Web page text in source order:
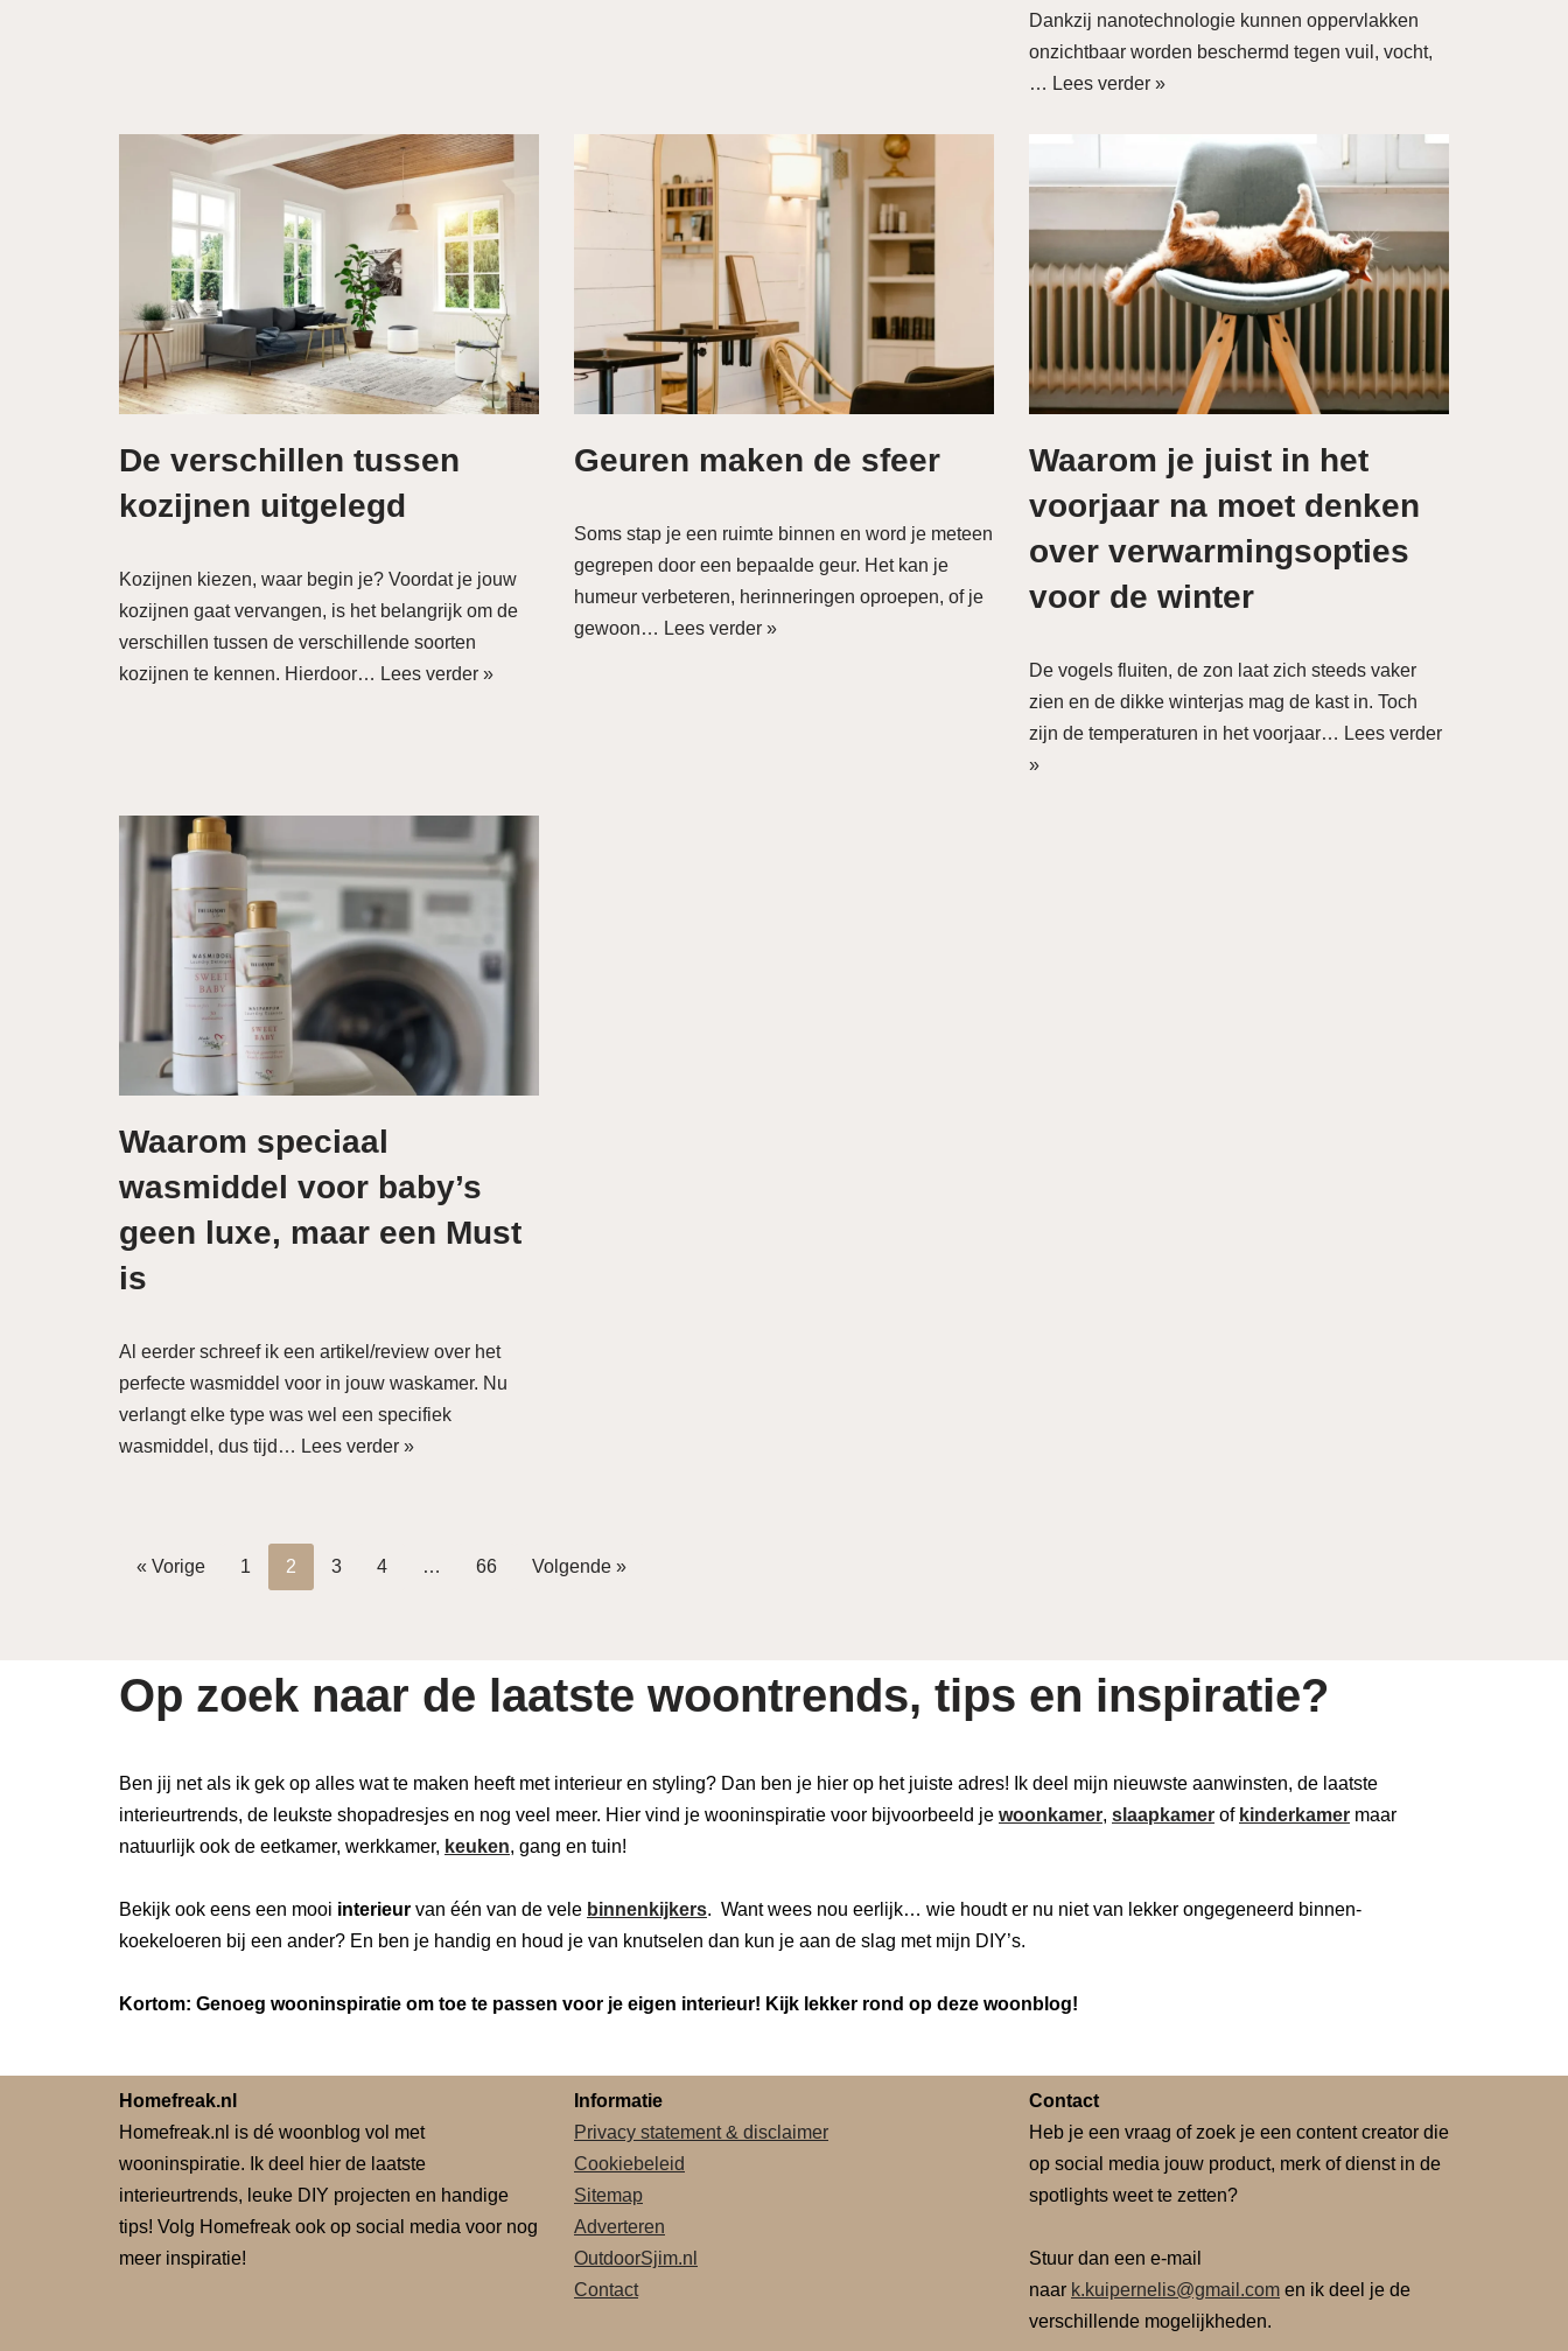
Dankzij nanotechnologie kunnen oppervlakken
onzichtbaar worden beschermd tegen vuil, vocht,
… Lees verder »
De verschillen tussen
kozijnen uitgelegd
Kozijnen kiezen, waar begin je? Voordat je jouw
kozijnen gaat vervangen, is het belangrijk om de
verschillen tussen de verschillende soorten
kozijnen te kennen. Hierdoor… Lees verder »
Geuren maken de sfeer
Soms stap je een ruimte binnen en word je meteen
gegrepen door een bepaalde geur. Het kan je
humeur verbeteren, herinneringen oproepen, of je
gewoon… Lees verder »
Waarom je juist in het
voorjaar na moet denken
over verwarmingsopties
voor de winter
De vogels fluiten, de zon laat zich steeds vaker
zien en de dikke winterjas mag de kast in. Toch
zijn de temperaturen in het voorjaar… Lees verder
»
Waarom speciaal
wasmiddel voor baby’s
geen luxe, maar een Must
is
Al eerder schreef ik een artikel/review over het
perfecte wasmiddel voor in jouw waskamer. Nu
verlangt elke type was wel een specifiek
wasmiddel, dus tijd… Lees verder »
« Vorige 1 2 3 4 … 66 Volgende »
Op zoek naar de laatste woontrends, tips en inspiratie?
Ben jij net als ik gek op alles wat te maken heeft met interieur en styling? Dan ben je hier op het juiste adres! Ik deel mijn nieuwste aanwinsten, de laatste
interieurtrends, de leukste shopadresjes en nog veel meer. Hier vind je wooninspiratie voor bijvoorbeeld je woonkamer, slaapkamer of kinderkamer maar
natuurlijk ook de eetkamer, werkkamer, keuken, gang en tuin!
Bekijk ook eens een mooi interieur van één van de vele binnenkijkers. Want wees nou eerlijk… wie houdt er nu niet van lekker ongegeneerd binnen-
koekeloeren bij een ander? En ben je handig en houd je van knutselen dan kun je aan de slag met mijn DIY’s.
Kortom: Genoeg wooninspiratie om toe te passen voor je eigen interieur! Kijk lekker rond op deze woonblog!
Homefreak.nl
Homefreak.nl is dé woonblog vol met
wooninspiratie. Ik deel hier de laatste
interieurtrends, leuke DIY projecten en handige
tips! Volg Homefreak ook op social media voor nog
meer inspiratie!
Informatie
Privacy statement & disclaimer
Cookiebeleid
Sitemap
Adverteren
OutdoorSjim.nl
Contact
Contact
Heb je een vraag of zoek je een content creator die
op social media jouw product, merk of dienst in de
spotlights weet te zetten?
Stuur dan een e-mail
naar k.kuipernelis@gmail.com en ik deel je de
verschillende mogelijkheden.